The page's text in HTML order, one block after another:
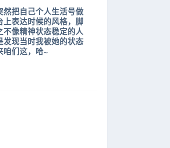
把自己个人生活号做
表达时候的风格，脚
像精神状态稳定的人
现当时我被她的状态
咱们这，哈~